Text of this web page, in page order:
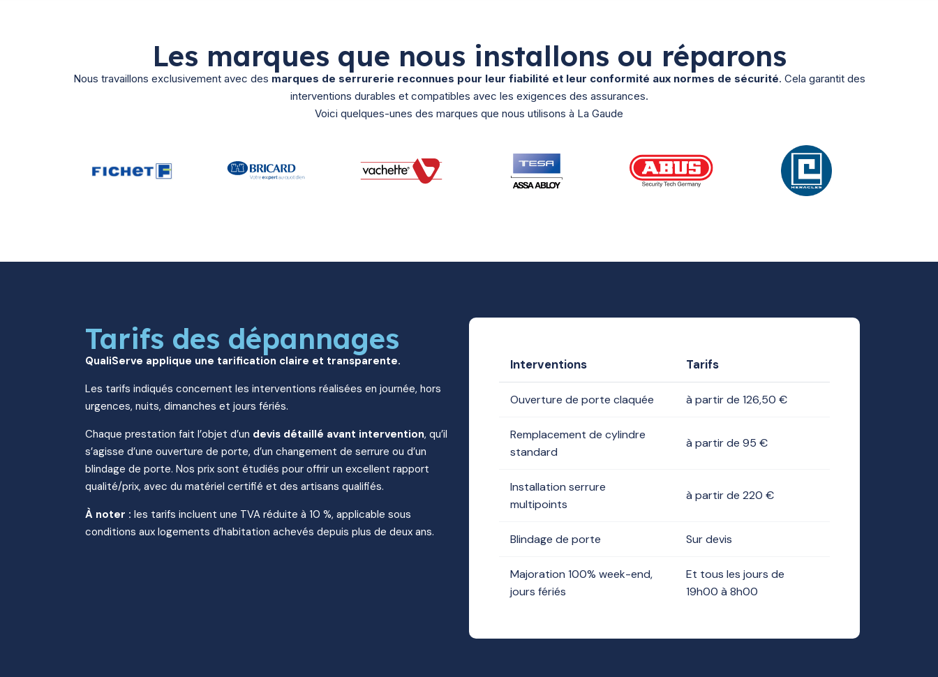
Les marques que nous installons ou réparons
Nous travaillons exclusivement avec des marques de serrurerie reconnues pour leur fiabilité et leur conformité aux normes de sécurité. Cela garantit des
interventions durables et compatibles avec les exigences des assurances.
Voici quelques-unes des marques que nous utilisons à La Gaude
Tarifs des dépannages
QualiServe applique une tarification claire et transparente.
Les tarifs indiqués concernent les interventions réalisées en journée, hors
urgences, nuits, dimanches et jours fériés.
Chaque prestation fait l’objet d’un devis détaillé avant intervention, qu’il
s’agisse d’une ouverture de porte, d’un changement de serrure ou d’un
blindage de porte. Nos prix sont étudiés pour offrir un excellent rapport
qualité/prix, avec du matériel certifié et des artisans qualifiés.
À noter : les tarifs incluent une TVA réduite à 10 %, applicable sous
conditions aux logements d’habitation achevés depuis plus de deux ans.
Interventions Tarifs
Ouverture de porte claquée à partir de 126,50 €
Remplacement de cylindre
standard
à partir de 95 €
Installation serrure
multipoints
à partir de 220 €
Blindage de porte Sur devis
Majoration 100% week-end,
jours fériés
Et tous les jours de
19h00 à 8h00